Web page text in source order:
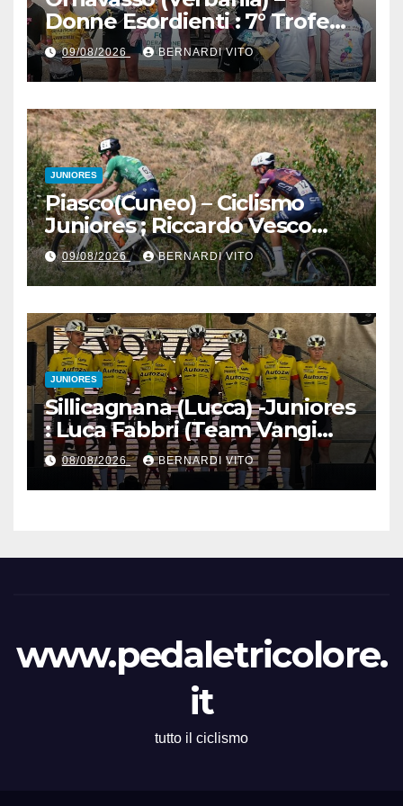
Donne Esordienti : 7° Trofeo
Santuario Madonna del
Boden, Aurora Cerame e
Martina Zavattero le neo
campionesse regionali FCI
Piemonte
09/08/2026 BERNARDI VITO
JUNIORES
Piasco(Cuneo) – Ciclismo
Juniores ; Riccardo Vesco
(Guerrini-Senaghese) al
fotofinish su Gugnino (UC
Piasco) e Jedrysek (SC
Fagnano Nuova)
09/08/2026 BERNARDI VITO
JUNIORES
Sillicagnana (Lucca) -Juniores
: Luca Fabbri (Team Vangi
Tommasini) vince il “Gran
Premio Garfagnana –
Memorial Gino Bartali”
08/08/2026 BERNARDI VITO
www.pedaletricolore.
it
tutto il ciclismo